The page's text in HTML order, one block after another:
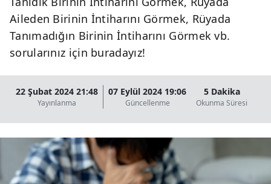
Aileden Birinin İntiharını Görmek, Rüyada
Tanımadığın Birinin İntiharını Görmek vb.
sorularınız için buradayız!
22 Şubat 2024 21:48
Yayınlanma
07 Eylül 2024 19:06
Güncellenme
5 Dakika
Okunma Süresi